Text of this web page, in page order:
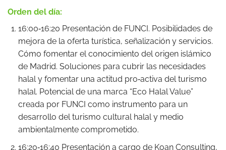
Orden del día:
16:00‐16:20 Presentación de FUNCI. Posibilidades de
mejora de la oferta turística, señalización y servicios.
Cómo fomentar el conocimiento del origen islámico
de Madrid. Soluciones para cubrir las necesidades
halal y fomentar una actitud pro‐activa del turismo
halal. Potencial de una marca “Eco Halal Value”
creada por FUNCI como instrumento para un
desarrollo del turismo cultural halal y medio
ambientalmente comprometido.
16:20‐16:40 Presentación a cargo de Koan Consulting,